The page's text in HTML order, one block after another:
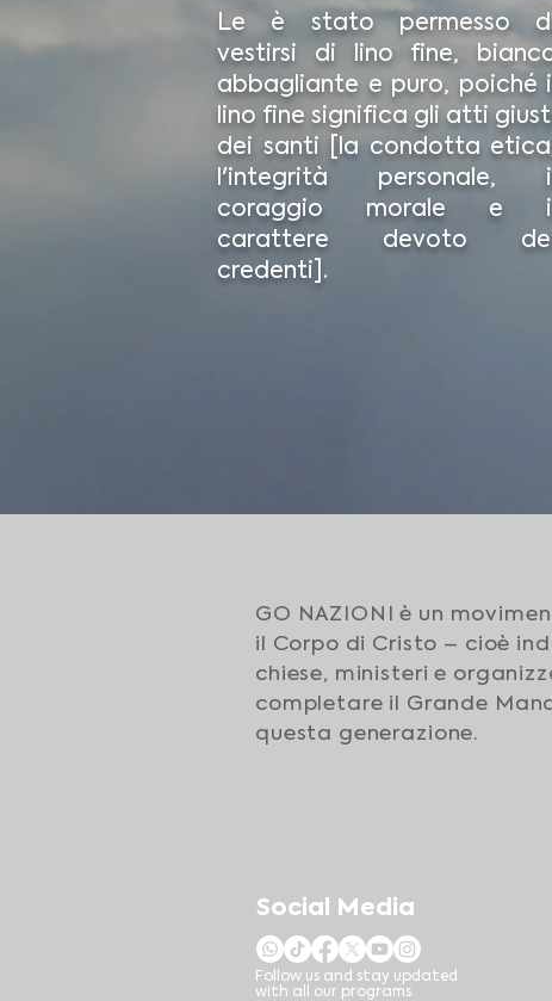
Le è stato permesso
vestirsi di lino fine,
abbagliante e puro, poiché il
lino fine significa gli atti
dei santi [la condotta
l'integrità personale, il
coraggio morale e il
carattere devoto
credenti].
GO NAZIONI è un
il Corpo di Cristo – cioè
chiese, ministeri e
completare il Grande
questa generazione.
Social Media
Follow us and stay updated
with all our programs.